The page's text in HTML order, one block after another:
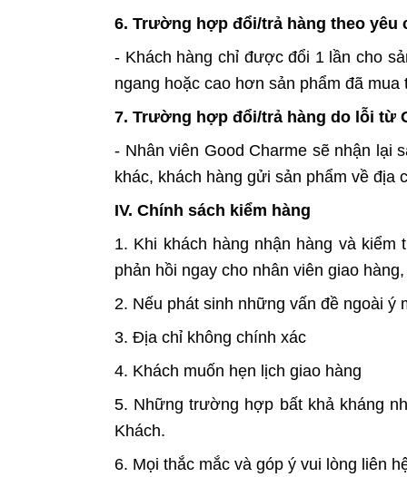
6. Trường hợp đổi/trả hàng theo yêu
- Khách hàng chỉ được đổi 1 lần cho
ngang hoặc cao hơn sản phẩm đã mua
7. Trường hợp đổi/trả hàng do lỗi từ
- Nhân viên Good Charme sẽ nhận lại
khác, khách hàng gửi sản phẩm về
IV. Chính sách kiểm hàng
1. Khi khách hàng nhận hàng và
phản hồi ngay cho nhân viên giao
2. Nếu phát sinh những vấn đề ngoài ý
3. Địa chỉ không chính xác
4. Khách muốn hẹn lịch giao hàng
5. Những trường hợp bất khả kháng
Khách.
6. Mọi thắc mắc và góp ý vui lòng liên